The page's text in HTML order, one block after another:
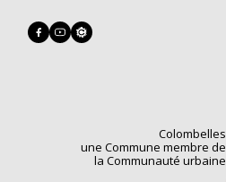
Colombelles
une Commune membre de
la Communauté urbaine